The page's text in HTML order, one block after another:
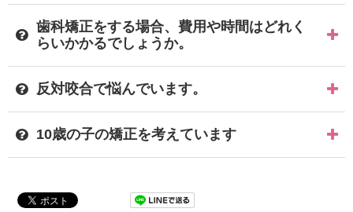
歯科矯正をする場合、費用や時間はどれく
らいかかるでしょうか。
反対咬合で悩んでいます。
10歳の子の矯正を考えています